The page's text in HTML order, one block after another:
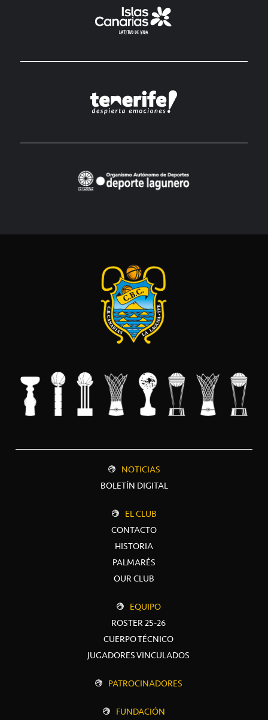
NOTICIAS
BOLETÍN DIGITAL
EL CLUB
CONTACTO
HISTORIA
PALMARÉS
OUR CLUB
EQUIPO
ROSTER 25-26
CUERPO TÉCNICO
JUGADORES VINCULADOS
PATROCINADORES
FUNDACIÓN